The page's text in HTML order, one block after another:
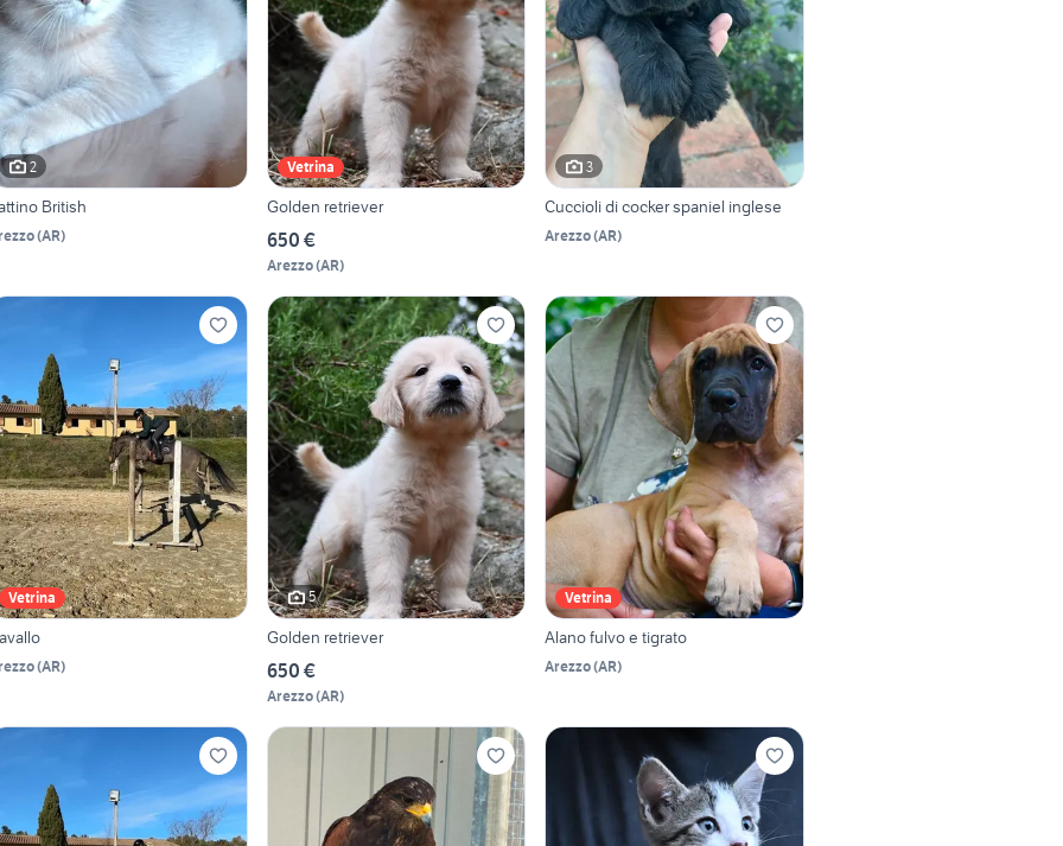
2
British
(AR)
Vetrina
Golden retriever
650 €
Arezzo(AR)
3
Cuccioli di cocker spaniel inglese
Arezzo(AR)
Vetrina
(AR)
5
Golden retriever
650 €
Arezzo(AR)
Vetrina
Alano fulvo e tigrato
Arezzo(AR)